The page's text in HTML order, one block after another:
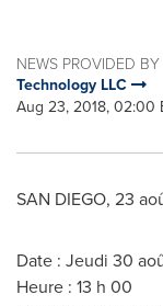
NEWS PROVIDED BY
Technology LLC
Aug 23, 2018, 02:00
SAN DIEGO, 23
Date : Jeudi 30
Heure : 13 h 00